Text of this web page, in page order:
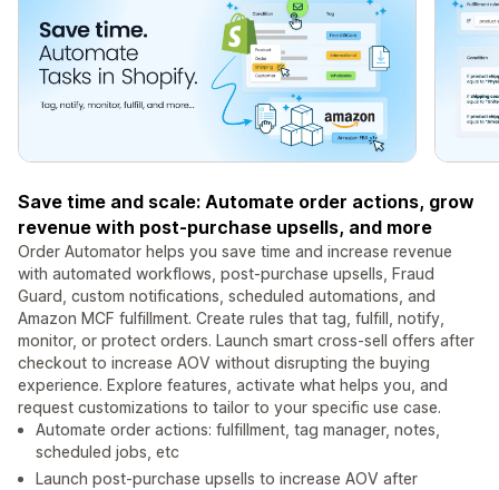
Save time and scale: Automate order actions, grow
revenue with post-purchase upsells, and more
Order Automator helps you save time and increase revenue
with automated workflows, post-purchase upsells, Fraud
Guard, custom notifications, scheduled automations, and
Amazon MCF fulfillment. Create rules that tag, fulfill, notify,
monitor, or protect orders. Launch smart cross-sell offers after
checkout to increase AOV without disrupting the buying
experience. Explore features, activate what helps you, and
request customizations to tailor to your specific use case.
Automate order actions: fulfillment, tag manager, notes,
scheduled jobs, etc
Launch post-purchase upsells to increase AOV after